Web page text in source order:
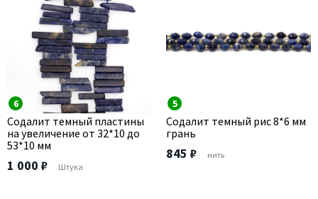
6
Содалит темный пластины
на увеличение от 32*10 до
53*10 мм
1 000 ₽ Штука
5
Содалит темный рис 8*6 мм
грань
845 ₽ нить